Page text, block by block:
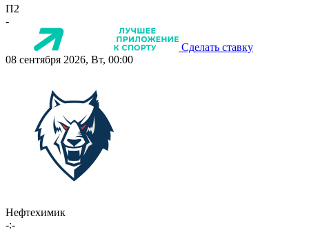
П2
-
Сделать ставку
08 сентября 2026, Вт, 00:00
Нефтехимик
-:-